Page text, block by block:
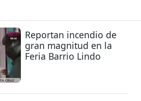
Reportan incendio de
gran magnitud en la
Feria Barrio Lindo